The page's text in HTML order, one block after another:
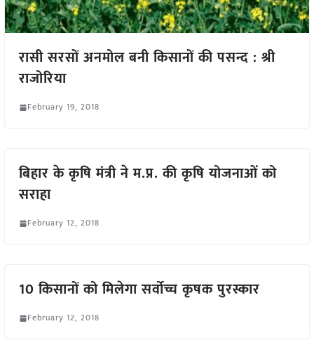
रासी सरसों अनमोल बनी किसानों की पसन्द : श्री
राजोरिया
February 19, 2018
बिहार के कृषि मंत्री ने म.प्र. की कृषि योजनाओं को
सराहा
February 12, 2018
10 किसानों को मिलेगा सर्वोच्च कृषक पुरस्कार
February 12, 2018